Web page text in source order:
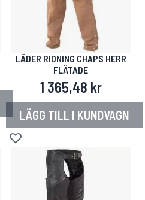
LÄDER RIDNING CHAPS HERR
FLÄTADE
1 365,48 kr
LÄGG TILL I KUNDVAGN
Lägg till i önskelista